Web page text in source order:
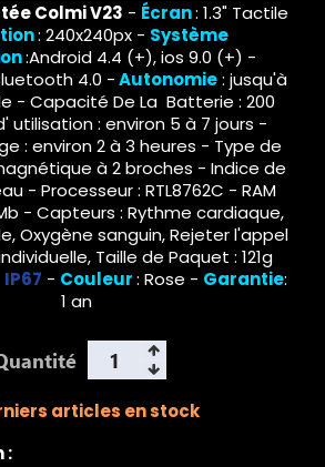
Colmi V23 - Écran: 1.3" Tactile
: 240x240px - Système
:Android 4.4 (+), ios 9.0 (+) -
4.0 -Autonomie: jusqu'à
- Capacité De La Batterie : 200
utilisation : environ 5 à 7 jours -
: environ 2 à 3 heures - Type de
à 2 broches - Indice de
- Processeur : RTL8762C - RAM
- Capteurs : Rythme cardiaque,
Oxygène sanguin, Rejeter l'appel
Taille de Paquet : 121g
IP67 - Couleur: Rose - Garantie:
1 an
articles en stock
: